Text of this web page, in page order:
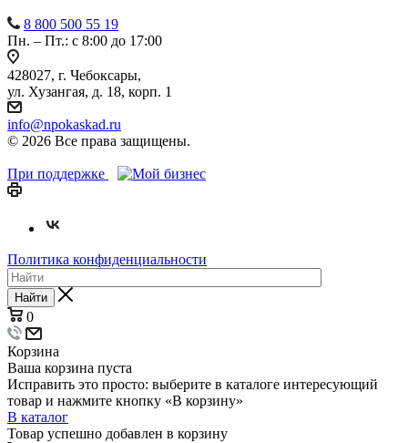
8 800 500 55 19
Пн. – Пт.: с 8:00 до 17:00
428027, г. Чебоксары,
ул. Хузангая, д. 18, корп. 1
info@npokaskad.ru
© 2026 Все права защищены.
При поддержке
Политика конфиденциальности
Найти
0
Корзина
Ваша корзина пуста
Исправить это просто: выберите в каталоге интересующий
товар и нажмите кнопку «В корзину»
В каталог
Товар успешно добавлен в корзину